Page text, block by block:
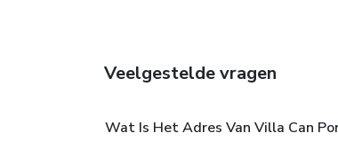
Veelgestelde vragen
Wat Is Het Adres Van Villa Can